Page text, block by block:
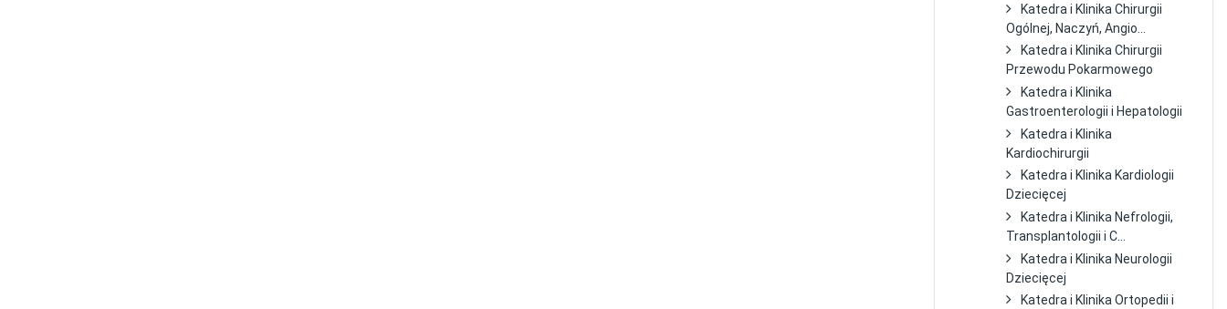
Katedra i Klinika Chirurgii
Ogólnej, Naczyń, Angio...
Katedra i Klinika Chirurgii
Przewodu Pokarmowego
Katedra i Klinika
Gastroenterologii i Hepatologii
Katedra i Klinika
Kardiochirurgii
Katedra i Klinika Kardiologii
Dziecięcej
Katedra i Klinika Nefrologii,
Transplantologii i C...
Katedra i Klinika Neurologii
Dziecięcej
Katedra i Klinika Ortopedii i